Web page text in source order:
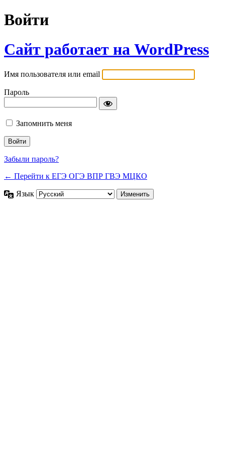
Войти
Сайт работает на WordPress
Имя пользователя или email
Пароль
Запомнить меня
Забыли пароль?
← Перейти к ЕГЭ ОГЭ ВПР ГВЭ МЦКО
Язык